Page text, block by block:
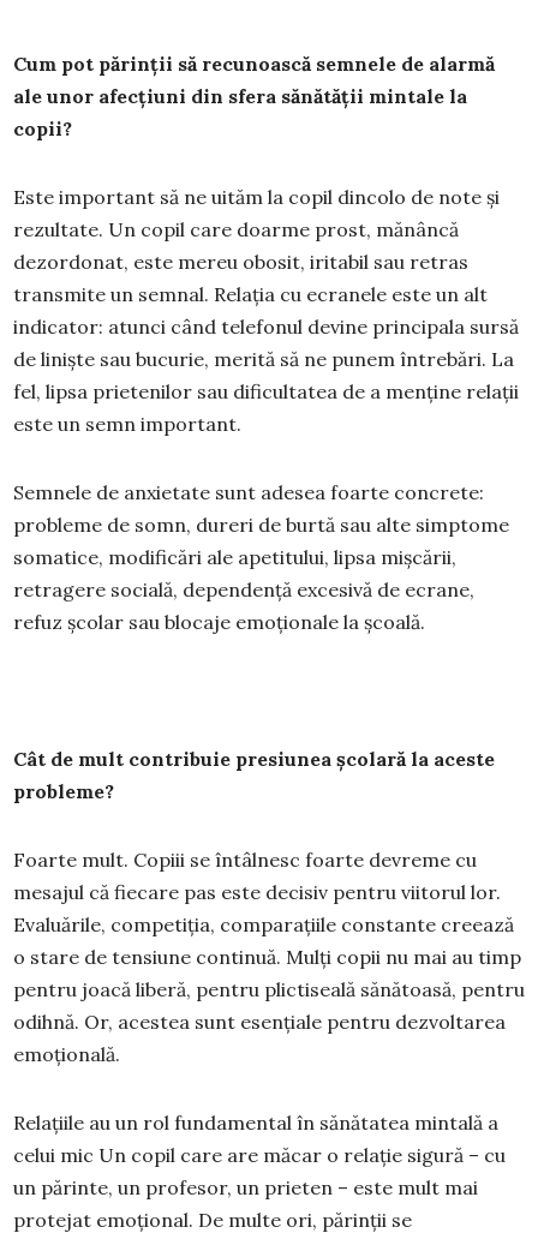
Cum pot părinții să recunoască semnele de alarmă
ale unor afecțiuni din sfera sănătății mintale la
copii?
Este important să ne uităm la copil dincolo de note și
rezultate. Un copil care doarme prost, mănâncă
dezordonat, este mereu obosit, iritabil sau retras
transmite un semnal. Relația cu ecranele este un alt
indicator: atunci când telefonul devine principala sursă
de liniște sau bucurie, merită să ne punem întrebări. La
fel, lipsa prietenilor sau dificultatea de a menține relații
este un semn important.
Semnele de anxietate sunt adesea foarte concrete:
probleme de somn, dureri de burtă sau alte simptome
somatice, modificări ale apetitului, lipsa mișcării,
retragere socială, dependență excesivă de ecrane,
refuz școlar sau blocaje emoționale la școală.
Cât de mult contribuie presiunea școlară la aceste
probleme?
Foarte mult. Copiii se întâlnesc foarte devreme cu
mesajul că fiecare pas este decisiv pentru viitorul lor.
Evaluările, competiția, comparațiile constante creează
o stare de tensiune continuă. Mulți copii nu mai au timp
pentru joacă liberă, pentru plictiseală sănătoasă, pentru
odihnă. Or, acestea sunt esențiale pentru dezvoltarea
emoțională.
Relațiile au un rol fundamental în sănătatea mintală a
celui mic Un copil care are măcar o relație sigură – cu
un părinte, un profesor, un prieten – este mult mai
protejat emoțional. De multe ori, părinții se